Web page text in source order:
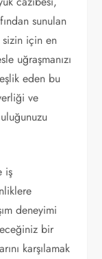
sunulan
için en
uğraşmanızı
eden bu
ve
iş
deneyimi
bir
karşılamak